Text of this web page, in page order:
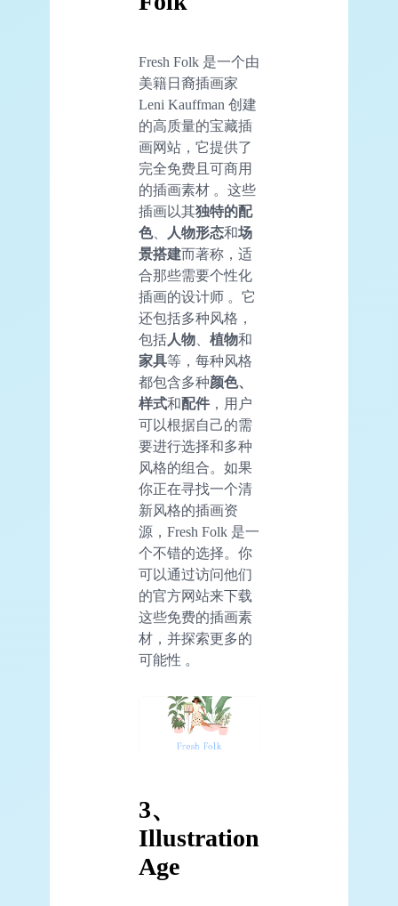
Fresh Folk 是一个由
美籍日裔插画家
Leni Kauffman 创建
的高质量的宝藏插
画网站，它提供了
完全免费且可商用
的插画素材 。这些
插画以其独特的配
色、 人物形态和场
景搭建而著称，适
合那些需要个性化
插画的设计师 。它
还包括多种风格，
包括人物 植物和
家具等，每种风格
都包含多种颜色、
样式和配件 ，用户
可以根据自己的需
要进行选择和多种
风格的组合。如果
你正在寻找一个清
新风格的插画资
源，Fresh Folk 是一
个不错的选择。你
可以通过访问他们
的官方网站来下载
这些免费的插画素
材，并探索更多的
可能性 。
3、
Illustration
Age